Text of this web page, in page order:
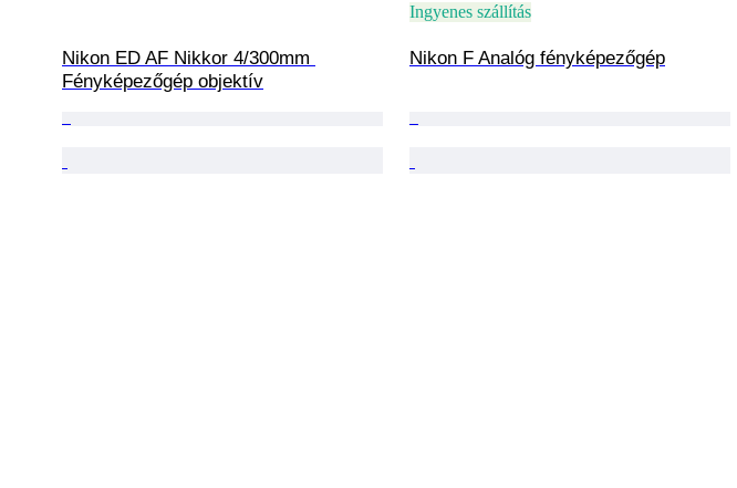
Nikon ED AF Nikkor 4/300mm
Fényképezőgép objektív
Ingyenes szállítás
Nikon F Analóg fényképezőgép